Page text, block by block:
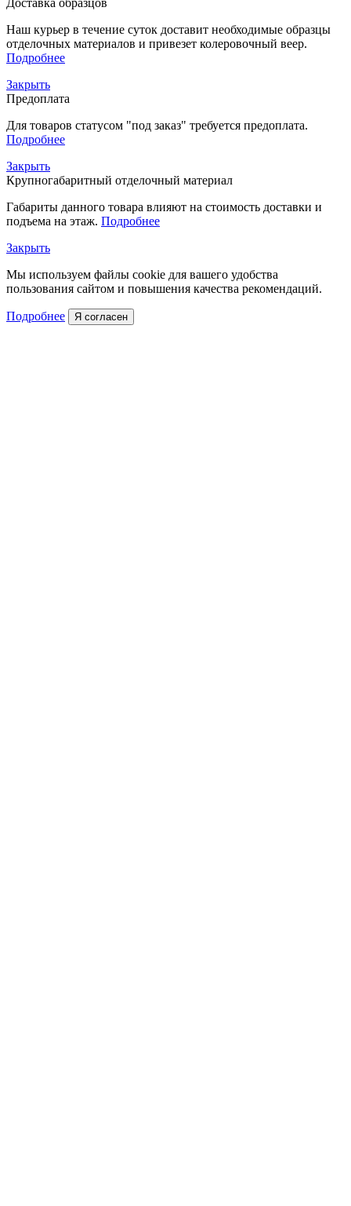
Наш курьер в течение суток доставит необходимые образцы
отделочных материалов и привезет колеровочный веер.
Подробнее
Закрыть
Предоплата
Для товаров статусом "под заказ" требуется предоплата.
Подробнее
Закрыть
Крупногабаритный отделочный материал
Габариты данного товара влияют на стоимость доставки и
подъема на этаж. Подробнее
Закрыть
Мы используем файлы cookie для вашего удобства
пользования сайтом и повышения качества рекомендаций.
Подробнее Я согласен